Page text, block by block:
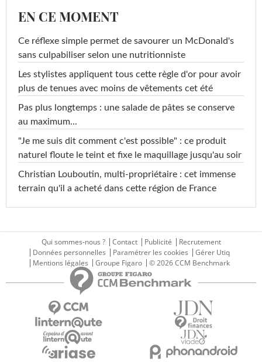
EN CE MOMENT
Ce réflexe simple permet de savourer un McDonald's
sans culpabiliser selon une nutritionniste
Les stylistes appliquent tous cette règle d'or pour avoir
plus de tenues avec moins de vêtements cet été
Pas plus longtemps : une salade de pâtes se conserve
au maximum...
"Je me suis dit comment c'est possible" : ce produit
naturel floute le teint et fixe le maquillage jusqu'au soir
Christian Louboutin, multi-propriétaire : cet immense
terrain qu'il a acheté dans cette région de France
Qui sommes-nous ? Contact Publicité
Recrutement
Données personnelles
Paramétrer les cookies
Gérer Utiq
Mentions légales
Groupe Figaro © 2026 CCM Benchmark